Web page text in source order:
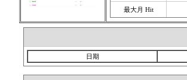
最大月 Hit
日期